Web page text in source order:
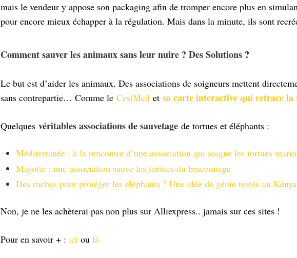
mais le vendeur y appose son packaging afin de tromper encore plus en
pour encore mieux échapper à la régulation. Mais dans la minute, ils sont
Comment sauver les animaux sans leur nuire ? Des Solutions ?
Le but est d’aider les animaux. Des associations de soigneurs mettent
sans contrepartie… Comme le CestMed et sa carte interactive qui retrace la
Quelques véritables associations de sauvetage de tortues et éléphants :
Méditerranée : à la rencontre d’une association qui soigne les tortues
Mayotte : une association sauve les tortues du braconnage
Des ruches pour protéger les éléphants ? Une idée de génie testée au Kénya
Non, je ne les achèterai pas non plus sur Alliexpress.. jamais sur ces sites !
Pour en savoir + : ici ou là